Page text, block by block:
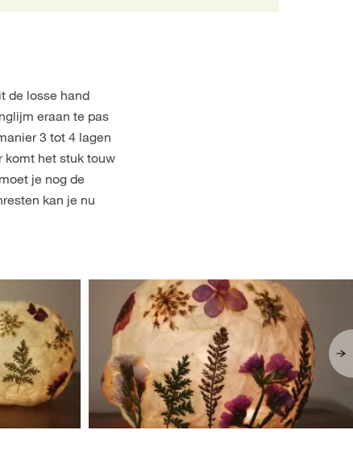
de losse hand
eraan te pas
3 tot 4 lagen
komt het stuk touw
je nog de
kan je nu